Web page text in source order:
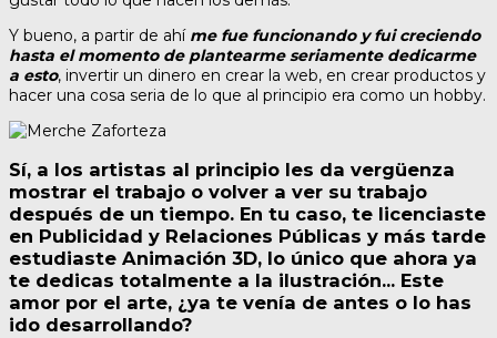
Y bueno, a partir de ahí me fue funcionando y fui creciendo
hasta el momento de plantearme seriamente dedicarme
a esto, invertir un dinero en crear la web, en crear productos y
hacer una cosa seria de lo que al principio era como un hobby.
Sí, a los artistas al principio les da vergüenza
mostrar el trabajo o volver a ver su trabajo
después de un tiempo. En tu caso, te licenciaste
en Publicidad y Relaciones Públicas y más tarde
estudiaste Animación 3D, lo único que ahora ya
te dedicas totalmente a la ilustración… Este
amor por el arte, ¿ya te venía de antes o lo has
ido desarrollando?